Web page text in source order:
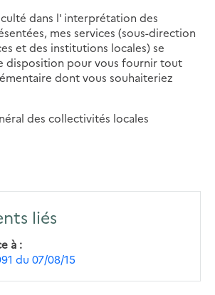
dans l' interprétation des
mes services (sous-direction
et des institutions locales) se
disposition pour vous fournir tout
dont vous souhaiteriez
des collectivités locales
liés
à
du 07/08/15